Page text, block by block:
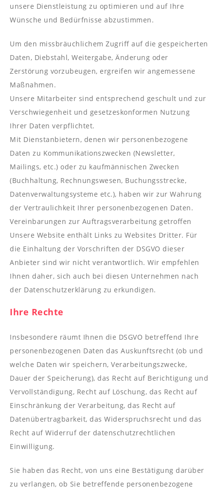
unsere Dienstleistung zu optimieren und auf Ihre
Wünsche und Bedürfnisse abzustimmen.
Um den missbräuchlichem Zugriff auf die gespeicherten
Daten, Diebstahl, Weitergabe, Änderung oder
Zerstörung vorzubeugen, ergreifen wir angemessene
Maßnahmen.
Unsere Mitarbeiter sind entsprechend geschult und zur
Verschwiegenheit und gesetzeskonformen Nutzung
Ihrer Daten verpflichtet.
Mit Dienstanbietern, denen wir personenbezogene
Daten zu Kommunikationszwecken (Newsletter,
Mailings, etc.) oder zu kaufmännischen Zwecken
(Buchhaltung, Rechnungswesen, Buchungsstrecke,
Datenverwaltungsysteme etc.), haben wir zur Wahrung
der Vertraulichkeit Ihrer personenbezogenen Daten.
Vereinbarungen zur Auftragsverarbeitung getroffen
Unsere Website enthält Links zu Websites Dritter. Für
die Einhaltung der Vorschriften der DSGVO dieser
Anbieter sind wir nicht verantwortlich. Wir empfehlen
Ihnen daher, sich auch bei diesen Unternehmen nach
der Datenschutzerklärung zu erkundigen.
Ihre Rechte
Insbesondere räumt Ihnen die DSGVO betreffend Ihre
personenbezogenen Daten das Auskunftsrecht (ob und
welche Daten wir speichern, Verarbeitungszwecke,
Dauer der Speicherung), das Recht auf Berichtigung und
Vervollständigung, Recht auf Löschung, das Recht auf
Einschränkung der Verarbeitung, das Recht auf
Datenübertragbarkeit, das Widerspruchsrecht und das
Recht auf Widerruf der datenschutzrechtlichen
Einwilligung.
Sie haben das Recht, von uns eine Bestätigung darüber
zu verlangen, ob Sie betreffende personenbezogene